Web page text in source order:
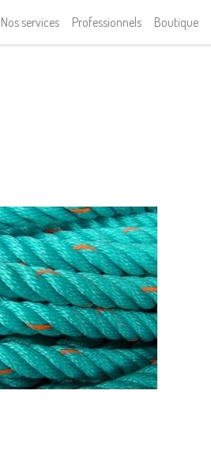
Nos services Professionnels Boutique